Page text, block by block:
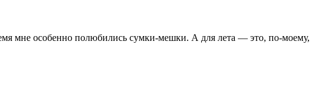
мне особенно полюбились сумки-мешки. А для лета — это, по-моему,